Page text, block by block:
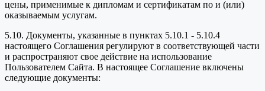
цены, применимые к дипломам и сертификатам по и (или)
оказываемым услугам.
5.10. Документы, указанные в пунктах 5.10.1 - 5.10.4
настоящего Соглашения регулируют в соответствующей части
и распространяют свое действие на использование
Пользователем Сайта. В настоящее Соглашение включены
следующие документы: